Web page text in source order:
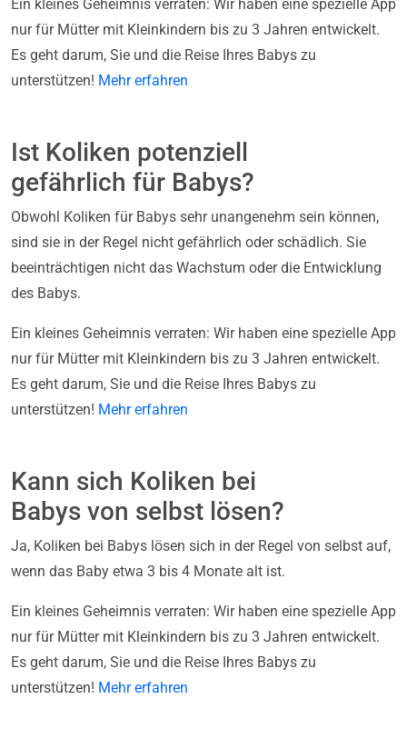
Ein kleines Geheimnis verraten: Wir haben eine spezielle App
nur für Mütter mit Kleinkindern bis zu 3 Jahren entwickelt.
Es geht darum, Sie und die Reise Ihres Babys zu
unterstützen! Mehr erfahren
Ist Koliken potenziell
gefährlich für Babys?
Obwohl Koliken für Babys sehr unangenehm sein können,
sind sie in der Regel nicht gefährlich oder schädlich. Sie
beeinträchtigen nicht das Wachstum oder die Entwicklung
des Babys.
Ein kleines Geheimnis verraten: Wir haben eine spezielle App
nur für Mütter mit Kleinkindern bis zu 3 Jahren entwickelt.
Es geht darum, Sie und die Reise Ihres Babys zu
unterstützen! Mehr erfahren
Kann sich Koliken bei
Babys von selbst lösen?
Ja, Koliken bei Babys lösen sich in der Regel von selbst auf,
wenn das Baby etwa 3 bis 4 Monate alt ist.
Ein kleines Geheimnis verraten: Wir haben eine spezielle App
nur für Mütter mit Kleinkindern bis zu 3 Jahren entwickelt.
Es geht darum, Sie und die Reise Ihres Babys zu
unterstützen! Mehr erfahren